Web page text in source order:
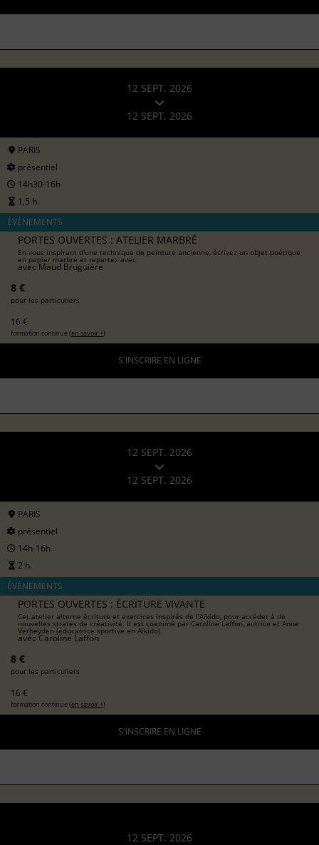
12 SEPT. 2026
12 SEPT. 2026
PARIS
présentiel
14h30-16h
1,5 h.
ÉVÉNEMENTS
PORTES OUVERTES : ATELIER MARBRÉ
En vous inspirant d'une technique de peinture ancienne, écrivez un objet poétique
en papier marbré et repartez avec.
avecMaud Bruguière
8 €
pour les particuliers
16 €
formation continue (en savoir +)
S'INSCRIRE EN LIGNE
12 SEPT. 2026
12 SEPT. 2026
PARIS
présentiel
14h-16h
2 h.
ÉVÉNEMENTS
PORTES OUVERTES : ÉCRITURE VIVANTE
Cet atelier alterne écriture et exercices inspirés de l’Aïkido, pour accéder à de
nouvelles strates de créativité. Il est coanimé par Caroline Laffon, autrice et Anne
Verheÿden (éducatrice sportive en Aïkido)
avecCaroline Laffon
8 €
pour les particuliers
16 €
formation continue (en savoir +)
S'INSCRIRE EN LIGNE
12 SEPT. 2026